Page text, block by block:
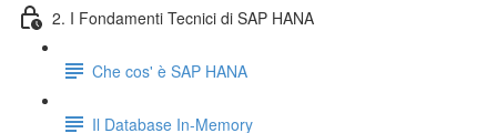
2. I Fondamenti Tecnici di SAP HANA
Che cos' è SAP HANA
Il Database In-Memory